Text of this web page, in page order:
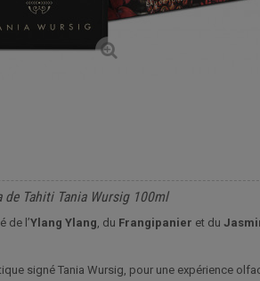
Tahiti Tania Wursig 100ml
de l’Ylang Ylang , du Frangipanier et du
signé Tania Wursig, pour une expérience